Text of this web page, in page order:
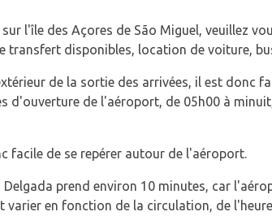
l'île des Açores de São Miguel, veuillez
transfert disponibles, location de voiture,
de la sortie des arrivées, il est donc
d'ouverture de l'aéroport, de 05h00 à
facile de se repérer autour de l'aéroport.
prend environ 10 minutes, car
varier en fonction de la circulation, de